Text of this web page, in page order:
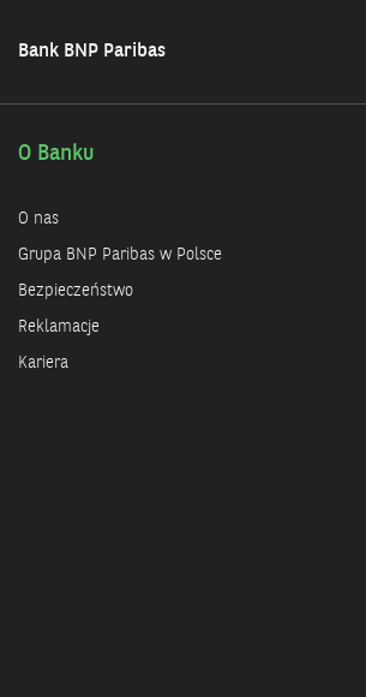
Bank BNP Paribas
O Banku
O nas
Grupa BNP Paribas w Polsce
Bezpieczeństwo
Reklamacje
Kariera